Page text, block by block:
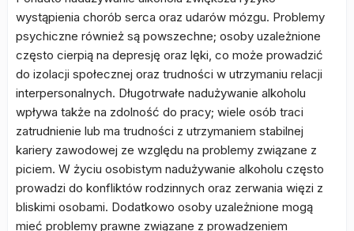
wystąpienia chorób serca oraz udarów mózgu. Problemy
psychiczne również są powszechne; osoby uzależnione
często cierpią na depresję oraz lęki, co może prowadzić
do izolacji społecznej oraz trudności w utrzymaniu relacji
interpersonalnych. Długotrwałe nadużywanie alkoholu
wpływa także na zdolność do pracy; wiele osób traci
zatrudnienie lub ma trudności z utrzymaniem stabilnej
kariery zawodowej ze względu na problemy związane z
piciem. W życiu osobistym nadużywanie alkoholu często
prowadzi do konfliktów rodzinnych oraz zerwania więzi z
bliskimi osobami. Dodatkowo osoby uzależnione mogą
mieć problemy prawne związane z prowadzeniem